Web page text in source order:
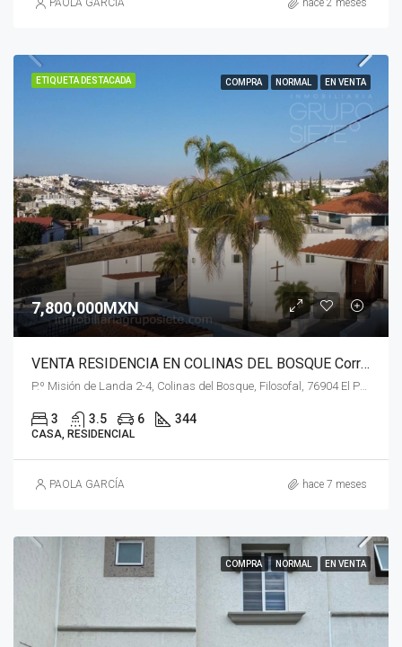
PAOLA GARCÍA hace 2 meses
ETIQUETA DESTACADA COMPRA NORMAL EN VENTA
7,800,000MXN
VENTA RESIDENCIA EN COLINAS DEL BOSQUE Corregidora, Querétaro
3 3.5 6 344
CASA, RESIDENCIAL
PAOLA GARCÍA hace 7 meses
COMPRA NORMAL EN VENTA